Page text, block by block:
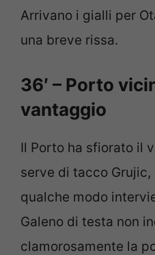
Arrivano i gialli per
una breve rissa.
36′ – Porto
vantaggio
Il Porto ha sfiorato il
serve di tacco Grujic,
qualche modo
Galeno di testa non
clamorosamente la